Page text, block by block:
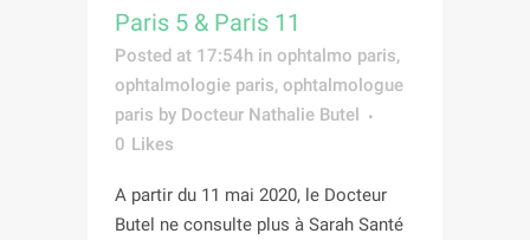
Paris 5 & Paris 11
Posted at 17:54h in ophtalmo paris,
ophtalmologie paris, ophtalmologue
paris by Docteur Nathalie Butel
0 Likes
A partir du 11 mai 2020, le Docteur
Butel ne consulte plus à Sarah Santé